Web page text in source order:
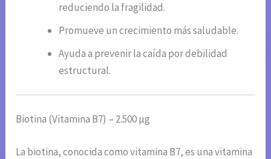
reduciendo la fragilidad.
Promueve un crecimiento más saludable.
Ayuda a prevenir la caída por debilidad
estructural.
Biotina (Vitamina B7) – 2.500 µg
La biotina, conocida como vitamina B7, es una vitamina